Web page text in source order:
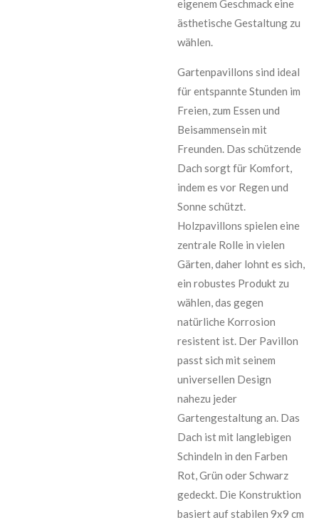
eigenem Geschmack eine
ästhetische Gestaltung zu
wählen.
Gartenpavillons sind ideal
für entspannte Stunden im
Freien, zum Essen und
Beisammensein mit
Freunden. Das schützende
Dach sorgt für Komfort,
indem es vor Regen und
Sonne schützt.
Holzpavillons spielen eine
zentrale Rolle in vielen
Gärten, daher lohnt es sich,
ein robustes Produkt zu
wählen, das gegen
natürliche Korrosion
resistent ist. Der Pavillon
passt sich mit seinem
universellen Design
nahezu jeder
Gartengestaltung an. Das
Dach ist mit langlebigen
Schindeln in den Farben
Rot, Grün oder Schwarz
gedeckt. Die Konstruktion
basiert auf stabilen 9x9 cm